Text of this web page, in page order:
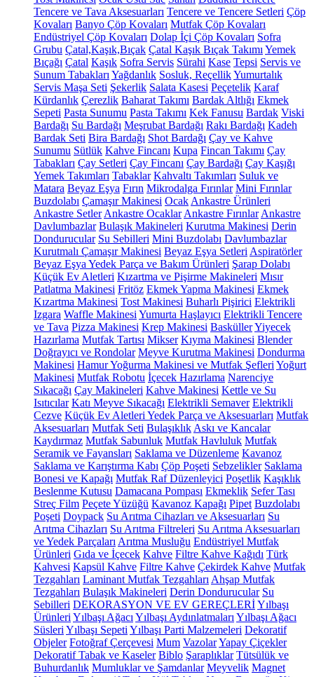
Tencere ve Tava Aksesuarları Tencere ve Tencere Setleri Çöp
Kovaları Banyo Çöp Kovaları Mutfak Çöp Kovaları
Endüstriyel Çöp Kovaları Dolap İçi Çöp Kovaları Sofra
Grubu Çatal,Kaşık,Bıçak Çatal Kaşık Bıçak Takımı Yemek
Bıçağı Çatal Kaşık Sofra Servis Sürahi Kase Tepsi Servis ve
Sunum Tabakları Yağdanlık Sosluk, ReçellikYumurtalık
Servis Maşa Seti Şekerlik Salata Kasesi Peçetelik Karaf
Kürdanlık Çerezlik Baharat Takımı Bardak Altlığı Ekmek
Sepeti Pasta Sunumu Pasta Takımı Kek Fanusu Bardak Viski
Bardağı Su Bardağı Meşrubat Bardağı Rakı Bardağı Kadeh
Bardak Seti Bira Bardağı Shot Bardağı Çay ve Kahve
Sunumu Sütlük Kahve Fincanı Kupa Fincan Takımı Çay
Tabakları Çay Setleri Çay Fincanı Çay Bardağı Çay Kaşığı
Yemek Takımları Tabaklar Kahvaltı Takımları Suluk ve
Matara Beyaz Eşya Fırın Mikrodalga Fırınlar Mini Fırınlar
Buzdolabı Çamaşır Makinesi Ocak Ankastre Ürünleri
Ankastre Setler Ankastre Ocaklar Ankastre Fırınlar Ankastre
Davlumbazlar Bulaşık Makineleri Kurutma Makinesi Derin
Dondurucular Su Sebilleri Mini Buzdolabı Davlumbazlar
Kurutmalı Çamaşır Makinesi Beyaz Eşya Setleri Aspiratörler
Beyaz Eşya Yedek Parça ve Bakım Ürünleri Şarap Dolabı
Küçük Ev Aletleri Kızartma ve Pişirme Makineleri Mısır
Patlatma Makinesi Fritöz Ekmek Yapma Makinesi Ekmek
Kızartma Makinesi Tost Makinesi Buharlı Pişirici Elektrikli
Izgara Waffle Makinesi Yumurta Haşlayıcı Elektrikli Tencere
ve Tava Pizza Makinesi Krep Makinesi BasküllerYiyecek
Hazırlama Mutfak Tartısı Mikser Kıyma Makinesi Blender
Doğrayıcı ve Rondolar Meyve Kurutma Makinesi Dondurma
Makinesi Hamur Yoğurma Makinesi ve Mutfak Şefleri Yoğurt
Makinesi Mutfak Robotu İçecek Hazırlama Narenciye
Sıkacağı Çay Makineleri Kahve Makinesi Kettle ve Su
Isıtıcılar Katı Meyve Sıkacağı Elektrikli Semaver Elektrikli
Cezve Küçük Ev Aletleri Yedek Parça ve Aksesuarları Mutfak
Aksesuarları Mutfak Seti Bulaşıklık Askı ve Kancalar
Kaydırmaz Mutfak Sabunluk Mutfak Havluluk Mutfak
Seramik ve Fayansları Saklama ve Düzenleme Kavanoz
Saklama ve Karıştırma Kabı Çöp Poşeti Sebzelikler Saklama
Bonesi ve Kapağı Mutfak Raf Düzenleyici Poşetlik Kaşıklık
Beslenme Kutusu Damacana Pompası Ekmeklik Sefer Tası
Streç Film Peçete Yüzüğü Kavanoz Kapağı Pipet Buzdolabı
Poşeti Doypack Su Arıtma Cihazları ve Aksesuarları Su
Arıtma Cihazları Su Arıtma Filtreleri Su Arıtma Aksesuarları
ve Yedek Parçaları Arıtma Musluğu Endüstriyel Mutfak
Ürünleri Gıda ve İçecek Kahve Filtre Kahve Kağıdı Türk
Kahvesi Kapsül Kahve Filtre Kahve Çekirdek Kahve Mutfak
Tezgahları Laminant Mutfak Tezgahları Ahşap Mutfak
Tezgahları Bulaşık Makineleri Derin Dondurucular Su
Sebilleri DEKORASYON VE EV GEREÇLERİYılbaşı
Ürünleri Yılbaşı Ağacı Yılbaşı Aydınlatmaları Yılbaşı Ağacı
Süsleri Yılbaşı Sepeti Yılbaşı Parti Malzemeleri Dekoratif
Objeler Fotoğraf Çerçevesi Mum VazolarYapay Çiçekler
Dekoratif Tabak ve Kaseler Biblo Şaraplıklar Tütsülük ve
Buhurdanlık Mumluklar ve Şamdanlar Meyvelik Magnet